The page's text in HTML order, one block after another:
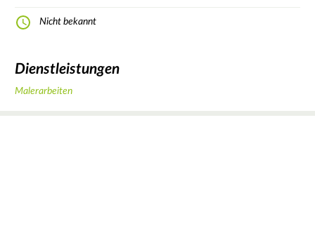
Nicht bekannt
Dienstleistungen
Malerarbeiten